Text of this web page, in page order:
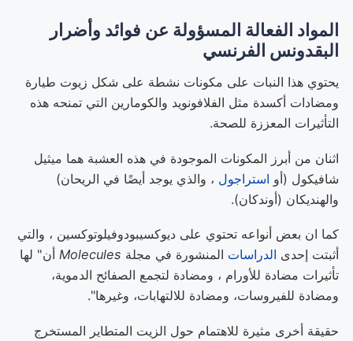
المواد الفعالة المسؤولة عن فوائد وأضرار
البقدونس الفرنسي
يحتوي هذا النبات على مكونات نشطة على شكل زيوت طيارة
ومضادات أكسدة مثل الفلافونويد والكومارين التي تمنحه هذه
التأثيرات المعززة للصحة.
اثنان من أبرز المكونات الموجودة في هذه العشبة هما ميثيل
شافيكول (أو استراجول ، والذي يوجد أيضًا في الريحان)
والهنديكان (أوندكان).
كما ان بعض أنواعه تحتوي على ديوكسيبودوفيلوتوكسين ، والتي
أثبتت إحدى الدراسات المنشورة في مجلة Moleculesأن" لها
تأثيرات مضادة للأورام ، ومضادة لتجمع الصفائح الدموية،
ومضادة للفيروسات، ومضادة للالتهابات، وغيرها".
حقيقة أخرى مثيرة للاهتمام حول الزيت المتطاير المستخرج